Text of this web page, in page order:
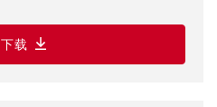
下载